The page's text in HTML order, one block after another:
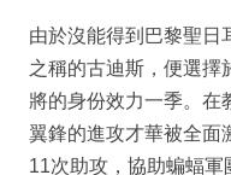
由於沒能得到巴黎聖日
之稱的古迪斯，便選擇
將的身份效力一季。在
翼鋒的進攻才華被全面
11次助攻，協助蝙蝠